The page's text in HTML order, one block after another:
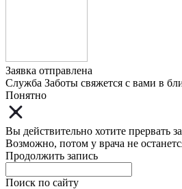
Заявка отправлена
Служба Заботы свяжется с вами в
Понятно
Вы действительно хотите прервать
Возможно, потом у врача не
Продолжить запись
Поиск по сайту